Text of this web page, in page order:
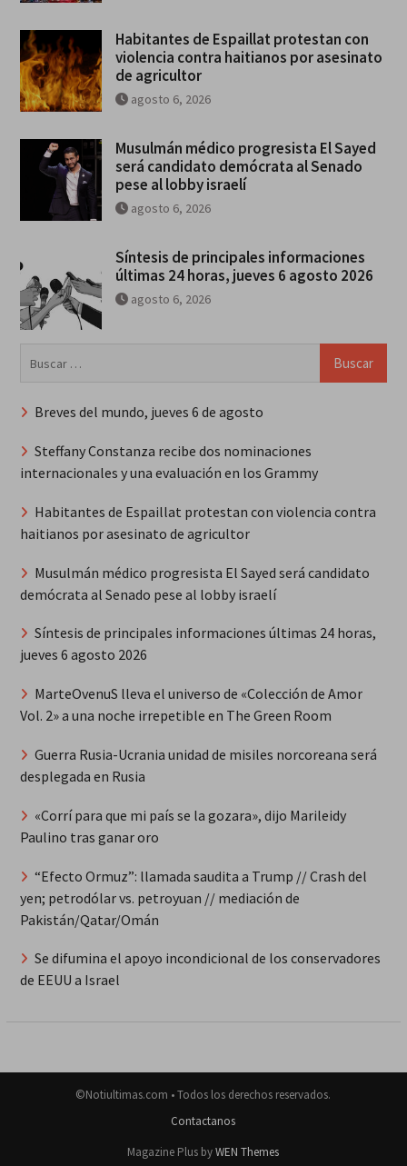
Habitantes de Espaillat protestan con
violencia contra haitianos por asesinato
de agricultor
agosto 6, 2026
Musulmán médico progresista El Sayed
será candidato demócrata al Senado
pese al lobby israelí
agosto 6, 2026
Síntesis de principales informaciones
últimas 24 horas, jueves 6 agosto 2026
agosto 6, 2026
Breves del mundo, jueves 6 de agosto
Steffany Constanza recibe dos nominaciones
internacionales y una evaluación en los Grammy
Habitantes de Espaillat protestan con violencia contra
haitianos por asesinato de agricultor
Musulmán médico progresista El Sayed será candidato
demócrata al Senado pese al lobby israelí
Síntesis de principales informaciones últimas 24 horas,
jueves 6 agosto 2026
MarteOvenuS lleva el universo de «Colección de Amor
Vol. 2» a una noche irrepetible en The Green Room
Guerra Rusia-Ucrania unidad de misiles norcoreana será
desplegada en Rusia
«Corrí para que mi país se la gozara», dijo Marileidy
Paulino tras ganar oro
“Efecto Ormuz”: llamada saudita a Trump // Crash del
yen; petrodólar vs. petroyuan // mediación de
Pakistán/Qatar/Omán
Se difumina el apoyo incondicional de los conservadores
de EEUU a Israel
©Notiultimas.com • Todos los derechos reservados.
Contactanos
Magazine Plus byWEN Themes